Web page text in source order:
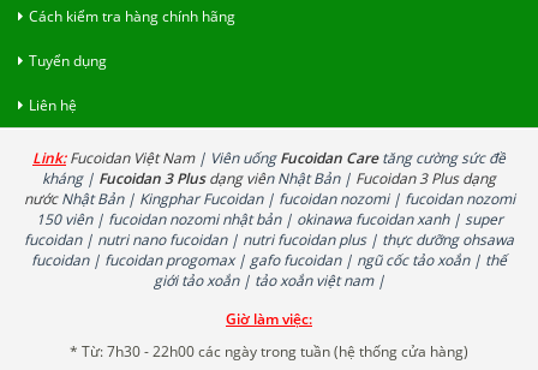
Cách kiểm tra hàng chính hãng
Tuyển dụng
Liên hệ
Link: Fucoidan Việt Nam| Viên uốngFucoidan Caretăng cường sức đề
kháng | Fucoidan 3 Plusdạng viên Nhật Bản | Fucoidan 3 Plus dạng
nướcNhật Bản | Kingphar Fucoidan | fucoidan nozomi | fucoidan nozomi
150 viên | fucoidan nozomi nhật bản | okinawa fucoidan xanh | super
fucoidan | nutri nano fucoidan | nutri fucoidan plus | thực dưỡng ohsawa
fucoidan | fucoidan progomax | gafo fucoidan | ngũ cốc tảo xoắn | thế
giới tảo xoắn | tảo xoắn việt nam |
Giờ làm việc:
* Từ: 7h30 - 22h00 các ngày trong tuần (hệ thống cửa hàng)